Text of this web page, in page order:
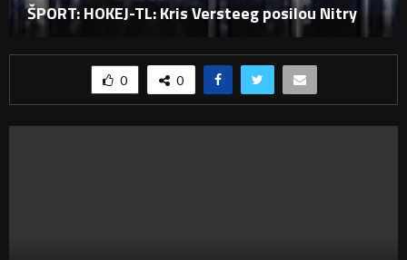
ŠPORT: HOKEJ-TL: Kris Versteeg posilou Nitry
0 0